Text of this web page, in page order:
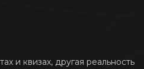
и квизах, другая реальность